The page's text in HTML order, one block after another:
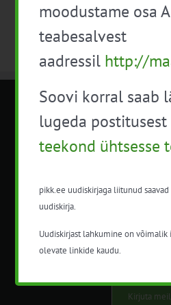
METK
Kirjuta
moodustame osa
teabesalvest
aadressil http://
Soovi korral saab
lugeda postitusest
teekond ühtsesse
pikk.ee uudiskirjaga liitunud
uudiskirja.
Uudiskirjast lahkumine on võimalik
olevate linkide kaudu.